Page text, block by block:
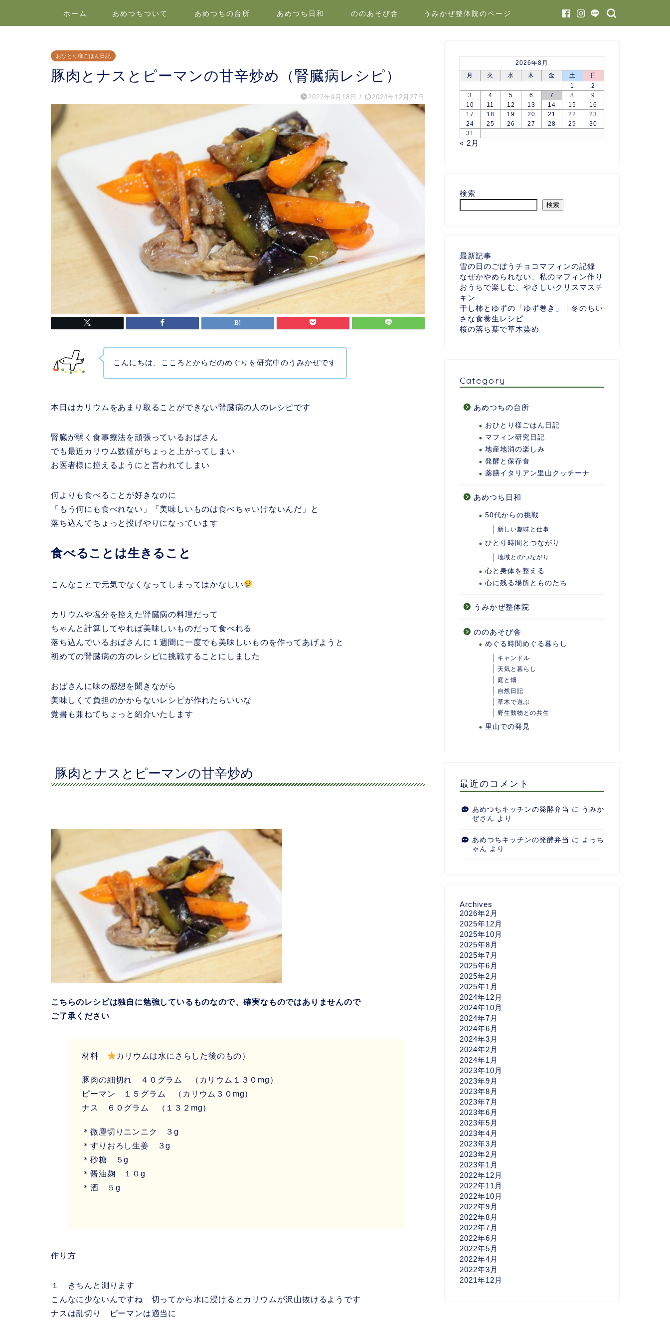
ホーム あめつちついて あめつちの台所 あめつち日和 ののあそび舎 うみかぜ整体院のページ
おひとり様ごはん日記
豚肉とナスとピーマンの甘辛炒め（腎臓病レシピ）
2022年9月18日 / 2024年12月27日
こんにちは、こころとからだのめぐりを研究中のうみかぜです
本日はカリウムをあまり取ることができない腎臓病の人のレシピです
腎臓が弱く食事療法を頑張っているおばさん
でも最近カリウム数値がちょっと上がってしまい
お医者様に控えるようにと言われてしまい
何よりも食べることが好きなのに
「もう何にも食べれない」「美味しいものは食べちゃいけないんだ」と
落ち込んでちょっと投げやりになっています
食べることは生きること
こんなことで元気でなくなってしまってはかなしい
カリウムや塩分を控えた腎臓病の料理だって
ちゃんと計算してやれば美味しいものだって食べれる
落ち込んでいるおばさんに１週間に一度でも美味しいものを作ってあげようと
初めての腎臓病の方のレシピに挑戦することにしました
おばさんに味の感想を聞きながら
美味しくて負担のかからないレシピが作れたらいいな
覚書も兼ねてちょっと紹介いたします
豚肉とナスとピーマンの甘辛炒め
こちらのレシピは独自に勉強しているものなので、確実なものではありませんので
ご了承ください
材料 カリウムは水にさらした後のもの）
豚肉の細切れ ４０グラム （カリウム１３０mg）
ピーマン １５グラム （カリウム３０mg）
ナス ６０グラム （１３２mg）
＊微塵切りニンニク ３g
＊すりおろし生姜 ３g
＊砂糖 ５g
＊醤油麹 １０g
＊酒 ５g
作り方
１ きちんと測ります
こんなに少ないんですね 切ってから水に浸けるとカリウムが沢山抜けるようです
ナスは乱切り ピーマンは適当に
2026年8月
月
火 水 木 金 土
日
1
2
3
4 5 6 7 8
9
10
11 12 13 14 15
16
17
18 19 20 21 22
23
24
25 26 27 28 29
30
31
« 2月
検索
検索
最新記事
雪の日のごぼうチョコマフィンの記録
なぜかやめられない、私のマフィン作り
おうちで楽しむ、やさしいクリスマスチ
キン
干し柿とゆずの「ゆず巻き」｜冬のちい
さな食養生レシピ
桜の落ち葉で草木染め
Category
あめつちの台所
おひとり様ごはん日記
マフィン研究日記
地産地消の楽しみ
発酵と保存食
薬膳イタリアン里山クッチーナ
あめつち日和
50代からの挑戦
新しい趣味と仕事
ひとり時間とつながり
地域とのつながり
心と身体を整える
心に残る場所とものたち
うみかぜ整体院
ののあそび舎
めぐる時間めぐる暮らし
キャンドル
天気と暮らし
庭と畑
自然日記
草木で遊ぶ
野生動物との共生
里山での発見
最近のコメント
あめつちキッチンの発酵弁当 に うみか
ぜさん より
あめつちキッチンの発酵弁当 に よっち
ゃん より
Archives
2026年2月
2025年12月
2025年10月
2025年8月
2025年7月
2025年6月
2025年2月
2025年1月
2024年12月
2024年10月
2024年7月
2024年6月
2024年3月
2024年2月
2024年1月
2023年10月
2023年9月
2023年8月
2023年7月
2023年6月
2023年5月
2023年4月
2023年3月
2023年2月
2023年1月
2022年12月
2022年11月
2022年10月
2022年9月
2022年8月
2022年7月
2022年6月
2022年5月
2022年4月
2022年3月
2021年12月